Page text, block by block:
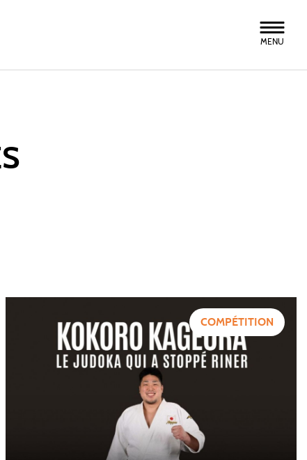
MENU
COMPÉTITION